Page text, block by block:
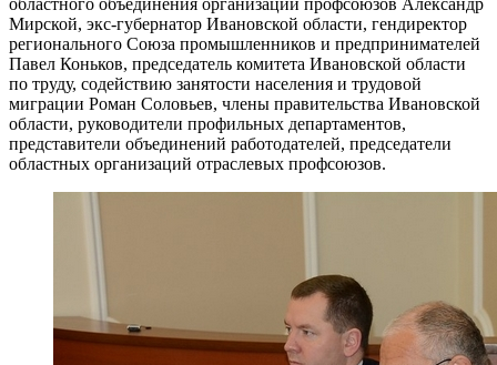
областного объединения организаций профсоюзов Александр
Мирской, экс-губернатор Ивановской области, гендиректор
регионального Союза промышленников и предпринимателей
Павел Коньков, председатель комитета Ивановской области
по труду, содействию занятости населения и трудовой
миграции Роман Соловьев, члены правительства Ивановской
области, руководители профильных департаментов,
представители объединений работодателей, председатели
областных организаций отраслевых профсоюзов.